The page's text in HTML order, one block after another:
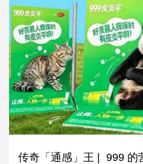
传奇「通感」王 | 999 的